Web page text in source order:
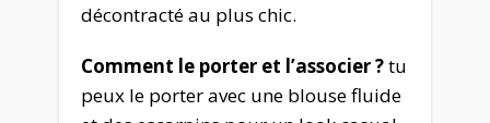
décontracté au plus chic.
Comment le porter et l’associer ?tu
peux le porter avec une blouse fluide